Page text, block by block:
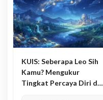
KUIS: Seberapa Leo Sih
Kamu? Mengukur
Tingkat Percaya Diri dan